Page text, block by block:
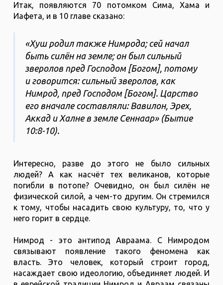
Итак, появляются 70 потомком Сима, Хама и
Иафета, и в 10 главе сказано:
«Хуш родил также Нимрода; сей начал
быть силён на земле; он был сильный
зверолов пред Господом [Богом], потому
и говорится: сильный зверолов, как
Нимрод, пред Господом [Богом]. Царство
его вначале составляли: Вавилон, Эрех,
Аккад и Халне в земле Сеннаар» (Бытие
10:8-10).
Интересно, разве до этого не было сильных
людей? А как насчёт тех великанов, которые
погибли в потопе? Очевидно, он был силён не
физической силой, а чем-то другим. Он стремился
к тому, чтобы насадить свою культуру, то, что у
него горит в сердце.
Нимрод - это антипод Авраама. С Нимродом
связывают появление такого феномена как
власть. Это человек, который строит город,
насаждает свою идеологию, объединяет людей. И